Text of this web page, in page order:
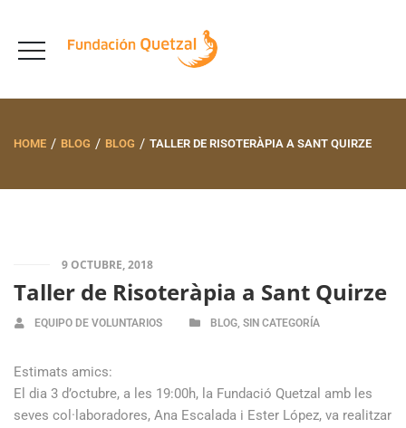
HOME BLOG BLOG TALLER DE RISOTERÀPIA A SANT QUIRZE
9 OCTUBRE, 2018
Taller de Risoteràpia a Sant Quirze
EQUIPO DE VOLUNTARIOS BLOG, SIN CATEGORÍA
Estimats amics:
El dia 3 d’octubre, a les 19:00h, la Fundació Quetzal amb les
seves col·laboradores, Ana Escalada i Ester López, va realitzar